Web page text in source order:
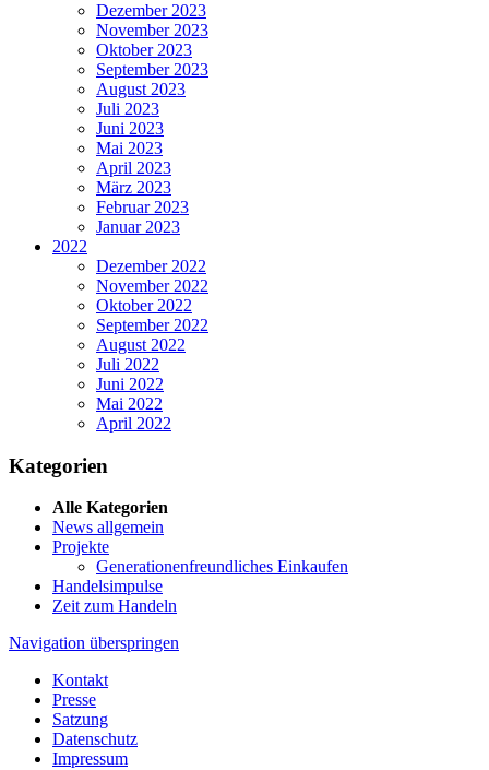
Dezember 2023
November 2023
Oktober 2023
September 2023
August 2023
Juli 2023
Juni 2023
Mai 2023
April 2023
März 2023
Februar 2023
Januar 2023
2022
Dezember 2022
November 2022
Oktober 2022
September 2022
August 2022
Juli 2022
Juni 2022
Mai 2022
April 2022
Kategorien
Alle Kategorien
News allgemein
Projekte
Generationenfreundliches Einkaufen
Handelsimpulse
Zeit zum Handeln
Navigation überspringen
Kontakt
Presse
Satzung
Datenschutz
Impressum